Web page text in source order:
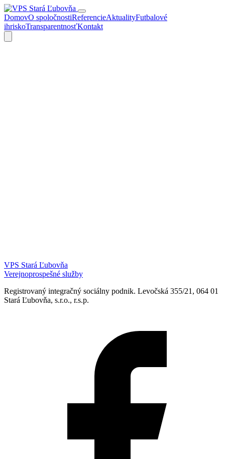
DomovO spoločnostiReferencieAktualityFutbalové
ihriskoTransparentnosťKontakt
VPS Stará Ľubovňa
Verejnoprospešné služby
Registrovaný integračný sociálny podnik. Levočská 355/21, 064 01
Stará Ľubovňa, s.r.o., r.s.p.